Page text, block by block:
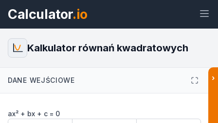
Calculator.io
Podgląd Kalkulator równań
Kalkulator równań kwadratowych
DANE WEJŚCIOWE
ax² + bx + c = 0
›